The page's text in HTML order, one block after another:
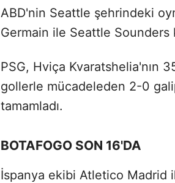
ABD'nin Seattle şehrindeki
Germain ile Seattle Sounders
PSG, Hviça Kvaratshelia'nın
gollerle mücadeleden 2-0
tamamladı.
BOTAFOGO SON 16'DA
İspanya ekibi Atletico Madrid